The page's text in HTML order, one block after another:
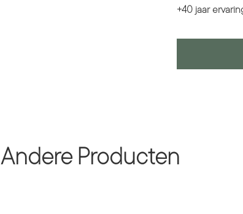
+40 jaar
Andere Producten